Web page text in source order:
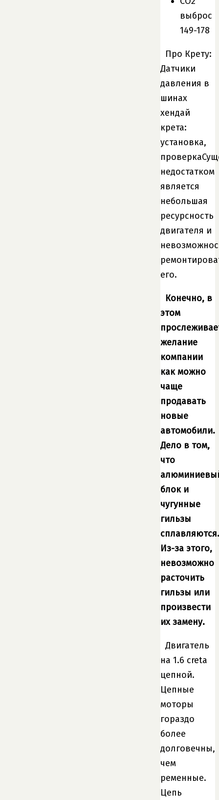
выброс
149-178
Про Крету:
Датчики
давления в
шинах
хендай
крета:
установка,
недостатком
является
небольшая
ресурсность
двигателя и
его.
Конечно, в
этом
желание
компании
как можно
чаще
продавать
новые
автомобили.
Дело в том,
что
блок и
чугунные
гильзы
сплавляются.
Из-за этого,
невозможно
расточить
гильзы или
произвести
их замену.
Двигатель
на 1.6 creta
цепной.
Цепные
моторы
гораздо
более
долговечны,
чем
ременные.
Цепь